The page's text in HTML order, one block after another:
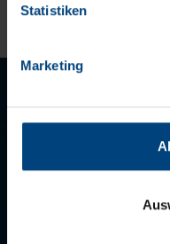
Datenschutzerklärung
Statistiken
Marketing